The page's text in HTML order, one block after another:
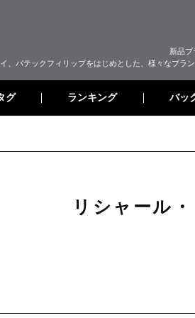
新品
、パテックフィリップをはじめとした、様々なブラ
グ ランキング バッ
リシャール